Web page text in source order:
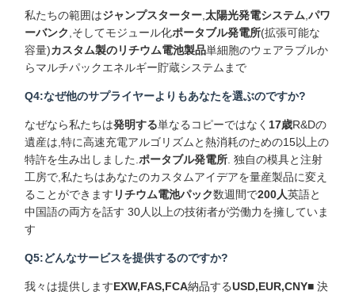
私たちの範囲はジャンプスターター 太陽光発電システム パワ
ーバンク ,そしてモジュール化ポータブル発電所(拡張可能な
容量)カスタム製のリチウム電池製品単細胞のウェアラブルか
らマルチパックエネルギー貯蔵システムまで
Q4:なぜ他のサプライヤーよりもあなたを選ぶのですか?
なぜなら私たちは発明する単なるコピーではなく 17歳R&Dの
遺産は,特に高速充電アルゴリズムと熱消耗のための15以上の
特許を生み出しました. ポータブル発電所 . 独自の模具と注射
工房で,私たちはあなたのカスタムアイデアを量産製品に変え
ることができます リチウム電池パック数週間で200人英語と
中国語の両方を話す 30人以上の技術者が労働力を擁していま
す
Q5:どんなサービスを提供するのですか?
我々は提供しますEXW,FAS,FCA納品するUSD,EUR,CNY■ 決